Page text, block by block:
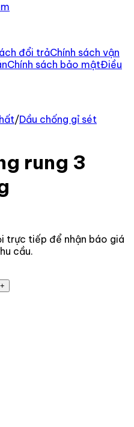
đổi trảChính sách vận
Chính sách bảo mậtĐiều
/Dầu chống gỉ sét
rung 3
trực tiếp để nhận báo giá
cầu.
+